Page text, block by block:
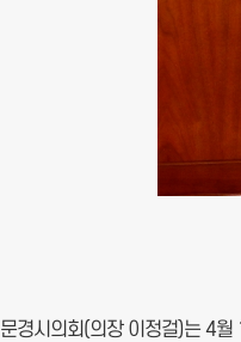
문경시의회(의장 이정걸)는 4